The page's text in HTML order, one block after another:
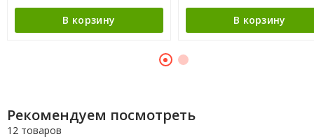
В корзину В корзину
Рекомендуем посмотреть
12 товаров